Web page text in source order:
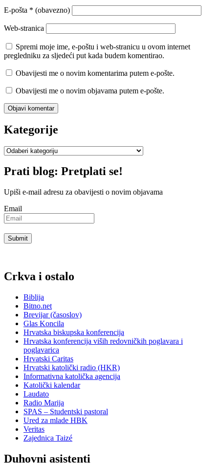
E-pošta * (obavezno)
Web-stranica
Spremi moje ime, e-poštu i web-stranicu u ovom internet
pregledniku za sljedeći put kada budem komentirao.
Obavijesti me o novim komentarima putem e-pošte.
Obavijesti me o novim objavama putem e-pošte.
Kategorije
Kategorije
Prati blog: Pretplati se!
Upiši e-mail adresu za obavijesti o novim objavama
Email
Crkva i ostalo
Biblija
Bitno.net
Brevijar (časoslov)
Glas Koncila
Hrvatska biskupska konferencija
Hrvatska konferencija viših redovničkih poglavara i
poglavarica
Hrvatski Caritas
Hrvatski katolički radio (HKR)
Informativna katolička agencija
Katolički kalendar
Laudato
Radio Marija
SPAS – Studentski pastoral
Ured za mlade HBK
Veritas
Zajednica Taizé
Duhovni asistenti